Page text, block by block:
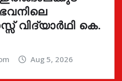
വിദ്യാർഥി കെ.
Aug 5, 2026